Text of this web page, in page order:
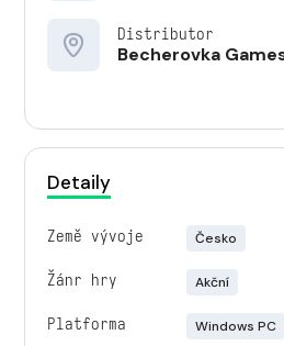
Distributor
Becherovka
Detaily
Země vývoje Česko
Žánr hry Akční
Platforma Windows PC